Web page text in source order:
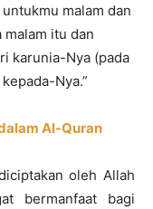
malam dan
itu dan
karunia-Nya (pada
Nya.”
Al-Quran
oleh Allah
bermanfaat bagi